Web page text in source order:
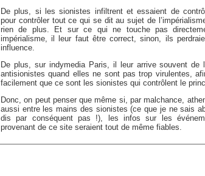
De plus, si les sionistes infiltrent et essaient de
pour contrôler tout ce qui se dit au sujet de
rien de plus. Et sur ce qui ne touche pas
impérialisme, il leur faut être correct, sinon, ils
influence.
De plus, sur indymedia Paris, il leur arrive souvent de
antisionistes quand elles ne sont pas trop virulentes,
facilement que ce sont les sionistes qui contrôlent le
Donc, on peut penser que même si, par malchance,
aussi entre les mains des sionistes (ce que je ne sais
dis par conséquent pas !), les infos sur les
provenant de ce site seraient tout de même fiables.